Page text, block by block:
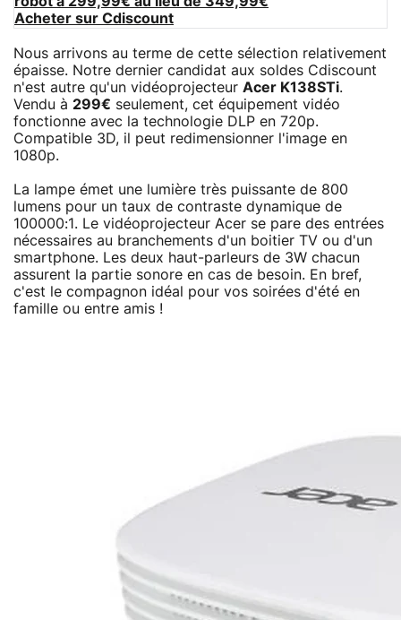
Acheter sur Cdiscount
Nous arrivons au terme de cette sélection relativement
épaisse. Notre dernier candidat aux soldes Cdiscount
n'est autre qu'un vidéoprojecteur Acer K138STi.
Vendu à 299€ seulement, cet équipement vidéo
fonctionne avec la technologie DLP en 720p.
Compatible 3D, il peut redimensionner l'image en
1080p.
La lampe émet une lumière très puissante de 800
lumens pour un taux de contraste dynamique de
100000:1. Le vidéoprojecteur Acer se pare des entrées
nécessaires au branchements d'un boitier TV ou d'un
smartphone. Les deux haut-parleurs de 3W chacun
assurent la partie sonore en cas de besoin. En bref,
c'est le compagnon idéal pour vos soirées d'été en
famille ou entre amis !